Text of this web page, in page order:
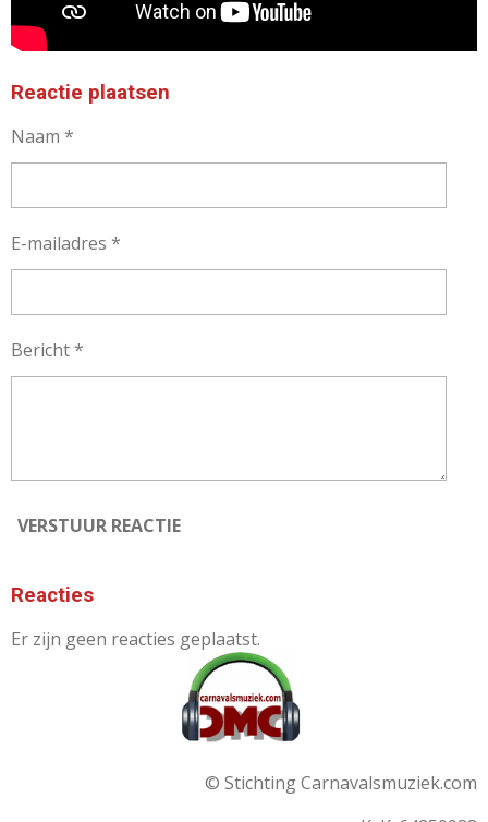
Reactie plaatsen
Naam *
E-mailadres *
Bericht *
VERSTUUR REACTIE
Reacties
Er zijn geen reacties geplaatst.
© Stichting Carnavalsmuziek.com